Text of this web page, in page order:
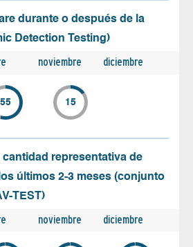
durante o después de la
Detection Testing)
noviembre diciembre
55 15
cantidad representativa de
últimos 2-3 meses (conjunto
TEST)
noviembre diciembre